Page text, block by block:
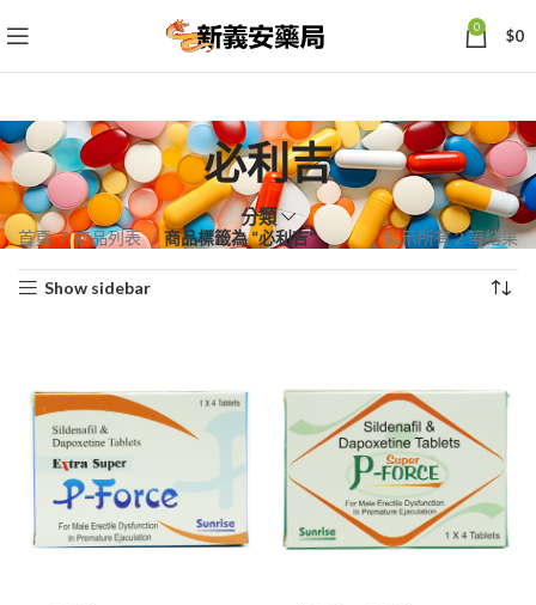
0 $0
必利吉
分類
首頁 商品列表 商品標籤為 “必利吉” 顯示所有 2 筆結果依
Show sidebar